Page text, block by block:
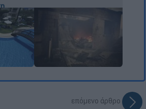
επόμενο άρθρο